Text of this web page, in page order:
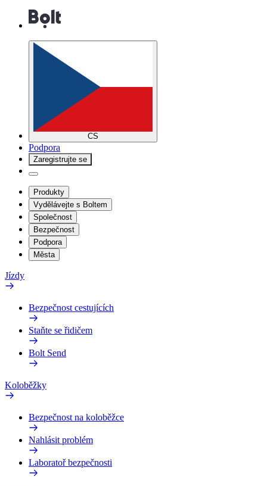
CS
Podpora
Zaregistrujte se
Produkty
Vydělávejte s Boltem
Společnost
Bezpečnost
Podpora
Města
Jízdy
Bezpečnost cestujících
Staňte se řidičem
Bolt Send
Koloběžky
Bezpečnost na koloběžce
Nahlásit problém
Laboratoř bezpečnosti